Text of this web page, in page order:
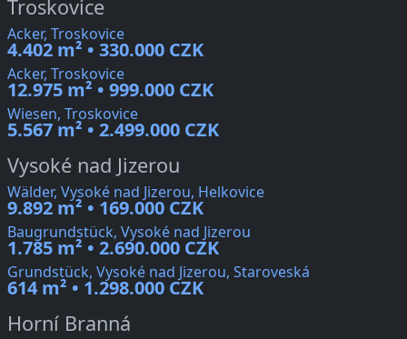
Troskovice
Acker, Troskovice
4.402 m² • 330.000 CZK
Acker, Troskovice
12.975 m² • 999.000 CZK
Wiesen, Troskovice
5.567 m² • 2.499.000 CZK
Vysoké nad Jizerou
Wälder, Vysoké nad Jizerou, Helkovice
9.892 m² • 169.000 CZK
Baugrundstück, Vysoké nad Jizerou
1.785 m² • 2.690.000 CZK
Grundstück, Vysoké nad Jizerou, Staroveská
614 m² • 1.298.000 CZK
Horní Branná